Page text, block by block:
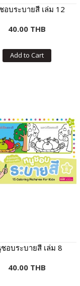
อบระบายสี เล่ม 12
40.00 THB
Add to Cart
อบระบายสี เล่ม 8
40.00 THB